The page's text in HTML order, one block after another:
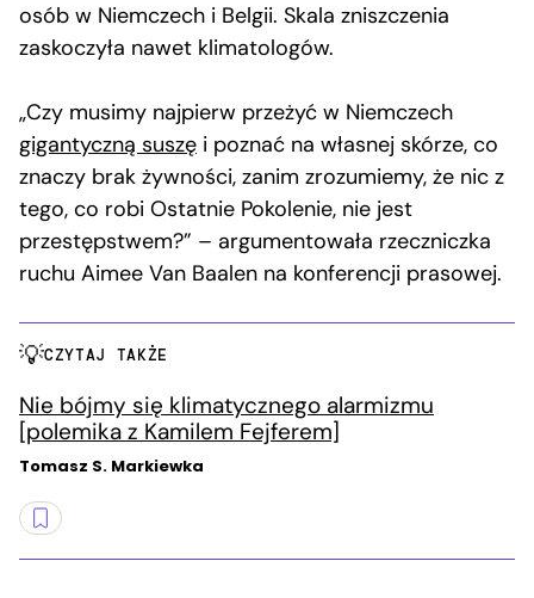
osób w Niemczech i Belgii. Skala zniszczenia
zaskoczyła nawet klimatologów.
„Czy musimy najpierw przeżyć w Niemczech
gigantyczną suszę i poznać na własnej skórze, co
znaczy brak żywności, zanim zrozumiemy, że nic z
tego, co robi Ostatnie Pokolenie, nie jest
przestępstwem?” – argumentowała rzeczniczka
ruchu Aimee Van Baalen na konferencji prasowej.
CZYTAJ TAKŻE
Nie bójmy się klimatycznego alarmizmu
[polemika z Kamilem Fejferem]
Tomasz S. Markiewka